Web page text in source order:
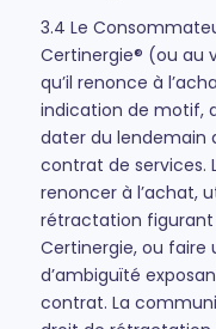
3.4 Le
Certinergie® (ou au
qu’il renonce à
indication de motif,
dater du lendemain
contrat de services.
renoncer à l’achat,
rétractation figurant
Certinergie, ou faire
d’ambiguïté
contrat. La